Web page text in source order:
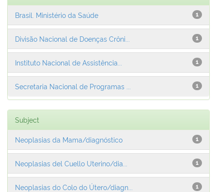
1
Brasil. Ministério da Saúde
1
Divisão Nacional de Doenças Crôni...
1
Instituto Nacional de Assistência...
1
Secretaria Nacional de Programas ...
Subject
1
Neoplasias da Mama/diagnóstico
1
Neoplasias del Cuello Uterino/dia...
1
Neoplasias do Colo do Útero/diagn...